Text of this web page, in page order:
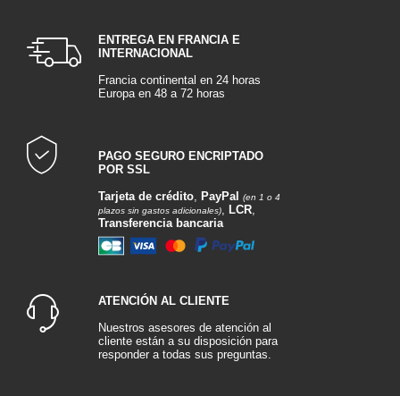
ENTREGA EN FRANCIA E
INTERNACIONAL
Francia continental en 24 horas
Europa en 48 a 72 horas
PAGO SEGURO ENCRIPTADO
POR SSL
Tarjeta de crédito, PayPal
(en 1 o 4
plazos sin gastos adicionales), LCR,
Transferencia bancaria
ATENCIÓN AL CLIENTE
Nuestros asesores de atención al
cliente están a su disposición para
responder a todas sus preguntas.